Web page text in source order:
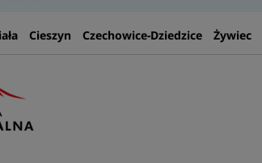
Cieszyn Czechowice-Dziedzice Żywiec